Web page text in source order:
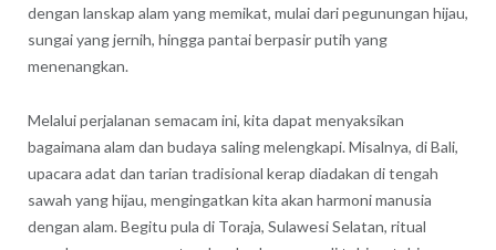
dengan lanskap alam yang memikat, mulai dari pegunungan hijau,
sungai yang jernih, hingga pantai berpasir putih yang
menenangkan.
Melalui perjalanan semacam ini, kita dapat menyaksikan
bagaimana alam dan budaya saling melengkapi. Misalnya, di Bali,
upacara adat dan tarian tradisional kerap diadakan di tengah
sawah yang hijau, mengingatkan kita akan harmoni manusia
dengan alam. Begitu pula di Toraja, Sulawesi Selatan, ritual